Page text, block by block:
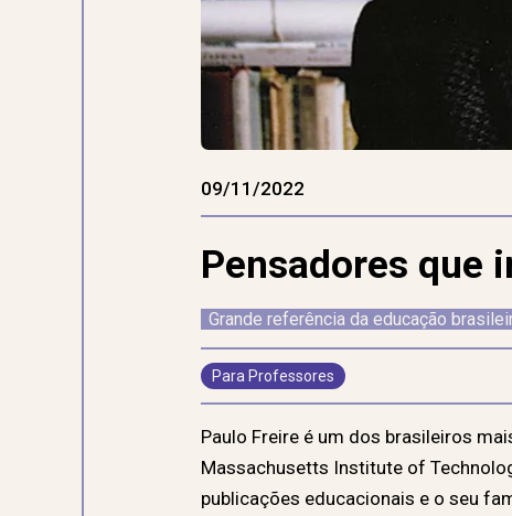
09/11/2022
Pensadores que
Grande referência da educação
Para Professores
Paulo Freire é um dos brasileiros
Massachusetts Institute of
publicações educacionais e o seu